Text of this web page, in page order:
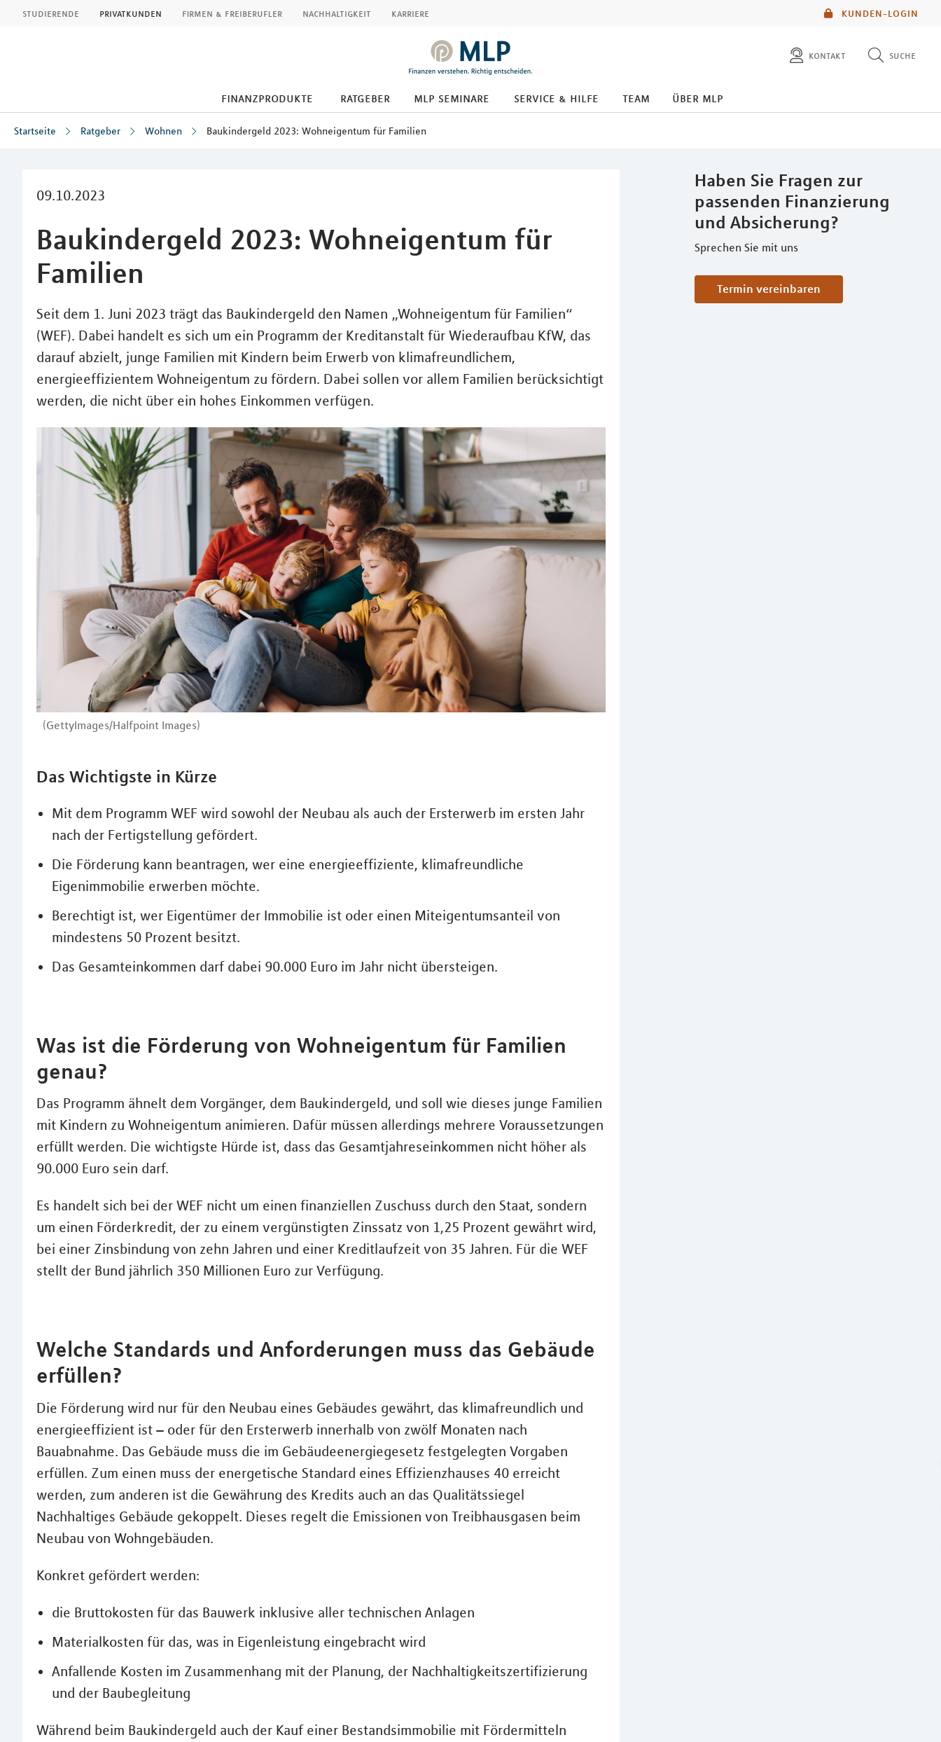
KUNDEN-LOGIN
studierende privatkunden firmen & freiberufler nachhaltigkeit karriere
kontakt suche
finanzprodukte ratgeber mlp seminare service & hilfe team über mlp
Startseite Ratgeber Wohnen Baukindergeld 2023: Wohneigentum für Familien
09.10.2023
Baukindergeld 2023: Wohneigentum für
Familien
Seit dem 1. Juni 2023 trägt das Baukindergeld den Namen „Wohneigentum für Familien“
(WEF). Dabei handelt es sich um ein Programm der Kreditanstalt für Wiederaufbau KfW, das
darauf abzielt, junge Familien mit Kindern beim Erwerb von klimafreundlichem,
energieeffizientem Wohneigentum zu fördern. Dabei sollen vor allem Familien berücksichtigt
werden, die nicht über ein hohes Einkommen verfügen.
(GettyImages/Halfpoint Images)
Haben Sie Fragen zur
passenden Finanzierung
und Absicherung?
Sprechen Sie mit uns
Termin vereinbaren
Das Wichtigste in Kürze
Mit dem Programm WEF wird sowohl der Neubau als auch der Ersterwerb im ersten Jahr
nach der Fertigstellung gefördert.
Die Förderung kann beantragen, wer eine energieeffiziente, klimafreundliche
Eigenimmobilie erwerben möchte.
Berechtigt ist, wer Eigentümer der Immobilie ist oder einen Miteigentumsanteil von
mindestens 50 Prozent besitzt.
Das Gesamteinkommen darf dabei 90.000 Euro im Jahr nicht übersteigen.
Was ist die Förderung von Wohneigentum für Familien
genau?
Das Programm ähnelt dem Vorgänger, dem Baukindergeld, und soll wie dieses junge Familien
mit Kindern zu Wohneigentum animieren. Dafür müssen allerdings mehrere Voraussetzungen
erfüllt werden. Die wichtigste Hürde ist, dass das Gesamtjahreseinkommen nicht höher als
90.000 Euro sein darf.
Es handelt sich bei der WEF nicht um einen finanziellen Zuschuss durch den Staat, sondern
um einen Förderkredit, der zu einem vergünstigten Zinssatz von 1,25 Prozent gewährt wird,
bei einer Zinsbindung von zehn Jahren und einer Kreditlaufzeit von 35 Jahren. Für die WEF
stellt der Bund jährlich 350 Millionen Euro zur Verfügung.
Welche Standards und Anforderungen muss das Gebäude
erfüllen?
Die Förderung wird nur für den Neubau eines Gebäudes gewährt, das klimafreundlich und
energieeffizient ist – oder für den Ersterwerb innerhalb von zwölf Monaten nach
Bauabnahme. Das Gebäude muss die im Gebäudeenergiegesetz festgelegten Vorgaben
erfüllen. Zum einen muss der energetische Standard eines Effizienzhauses 40 erreicht
werden, zum anderen ist die Gewährung des Kredits auch an das Qualitätssiegel
Nachhaltiges Gebäude gekoppelt. Dieses regelt die Emissionen von Treibhausgasen beim
Neubau von Wohngebäuden.
Konkret gefördert werden:
die Bruttokosten für das Bauwerk inklusive aller technischen Anlagen
Materialkosten für das, was in Eigenleistung eingebracht wird
Anfallende Kosten im Zusammenhang mit der Planung, der Nachhaltigkeitszertifizierung
und der Baubegleitung
Während beim Baukindergeld auch der Kauf einer Bestandsimmobilie mit Fördermitteln